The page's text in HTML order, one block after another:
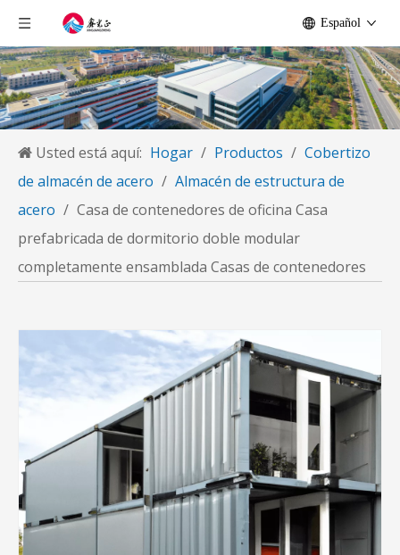
Español
Usted está aquí: Hogar / Productos / Cobertizo
de almacén de acero / Almacén de estructura de
acero / Casa de contenedores de oficina Casa
prefabricada de dormitorio doble modular
completamente ensamblada Casas de contenedores